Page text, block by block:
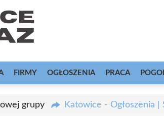
FIRMY OGŁOSZENIA PRACA
grupy Katowice - Ogłoszenia